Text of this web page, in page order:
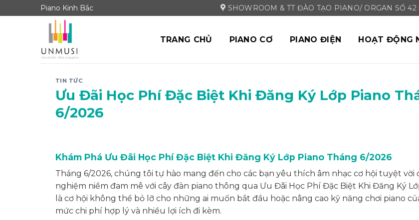
to
Piano Kinh Bắc SHOWROOM & TT ĐÀO TẠO PIANO/ ORGAN SỐ
TRANG CHỦ PIANO CƠ PIANO ĐIỆN HOẠT ĐỘNG
TIN TỨC
Ưu Đãi Học Phí Đặc Biệt Khi Đăng Ký Lớp Piano
6/2026
Khám Phá Ưu Đãi Học Phí Đặc Biệt Khi Đăng Ký Lớp Piano Tháng 6/2026
Tháng 6/2026, chúng tôi tự hào mang đến cho các bạn yêu thích âm nhạc cơ hội tuyệt vời
nghiệm niềm đam mê với cây đàn piano thông qua Ưu Đãi Học Phí Đặc Biệt Khi Đăng Ký
là cơ hội không thể bỏ lỡ cho những ai muốn bắt đầu hoặc nâng cao kỹ năng chơi piano
mức chi phí hợp lý và nhiều lợi ích đi kèm.